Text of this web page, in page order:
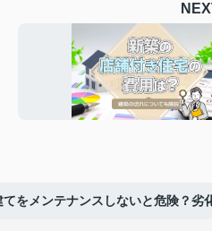
てをメンテナンスしないと危険？劣